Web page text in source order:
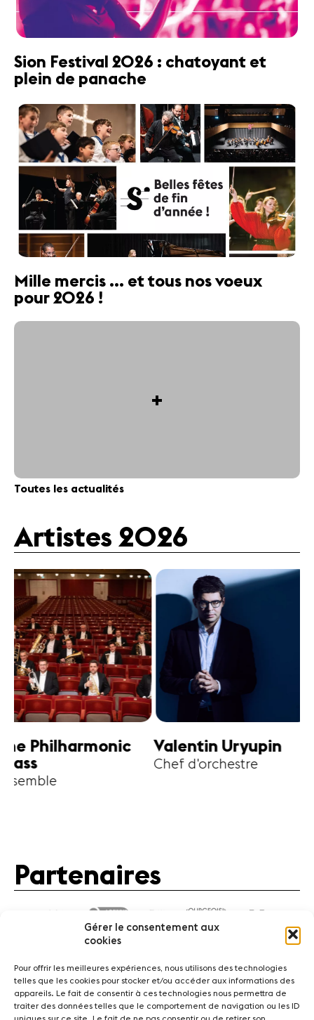
Gérer le consentement aux
cookies
Pour offrir les meilleures expériences, nous utilisons des technologies
telles que les cookies pour stocker et/ou accéder aux informations des
appareils. Le fait de consentir à ces technologies nous permettra de
traiter des données telles que le comportement de navigation ou les ID
Sion Festival 2026 : chatoyant et
plein de panache
Mille mercis ... et tous nos voeux
pour 2026 !
+
Toutes les actualités
Artistes 2026
Valentin Uryupin
Chef d'orchestre
Amihai
Alto
Partenaires
ActualitésConcerts Bénévoles Médiation